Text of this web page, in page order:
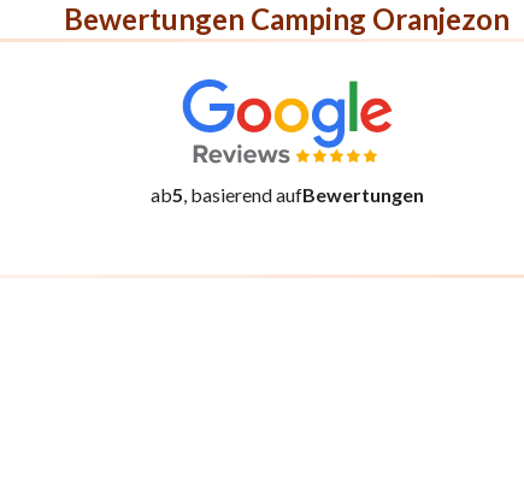
Bewertungen Camping Oranjezon
ab5, basierend aufBewertungen